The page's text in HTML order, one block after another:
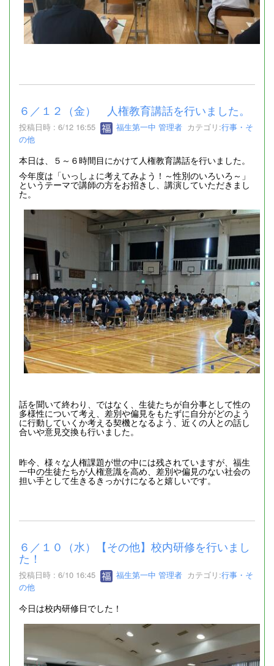
６／１２（金） 人権教育講話を行いました。
投稿日時 : 6/12 16:55 福生第一中 管理者 カテゴリ:行事・そ
の他
本日は、５～６時間目にかけて人権教育講話を行いました。
今年度は「いっしょに考えてみよう！～性別のいろいろ～」
というテーマで講師の方をお招きし、講演していただきまし
た。
話を聞いて終わり、ではなく、生徒たちが自分事として性の
多様性について考え、差別や偏見をもたずに自分がどのよう
に行動していくか考える契機となるよう、近くの人との話し
合いや意見交換も行いました。
昨今、様々な人権課題が世の中には残されていますが、福生
一中の生徒たちが人権意識を高め、差別や偏見のない社会の
担い手として生きるきっかけになると嬉しいです。
６／１０（水）【その他】校内研修を行いまし
た！
投稿日時 : 6/10 16:45 福生第一中 管理者 カテゴリ:行事・そ
の他
今日は校内研修日でした！